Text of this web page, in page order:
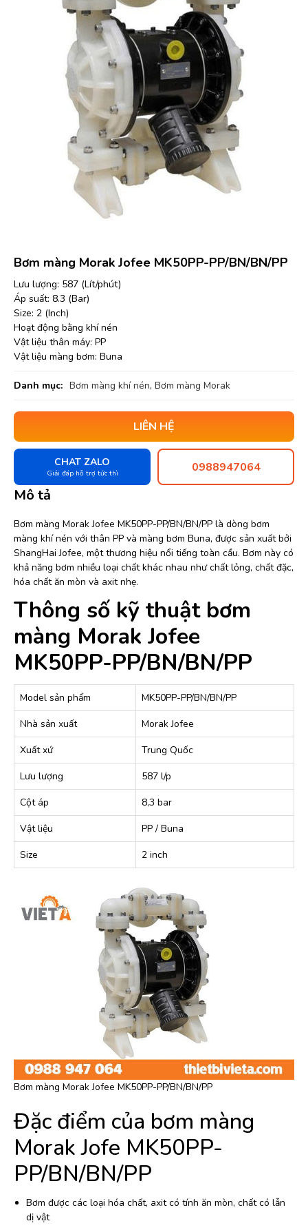
Bơm màng Morak Jofee MK50PP-PP/BN/BN/PP
Lưu lượng: 587 (Lít/phút)
Áp suất: 8.3 (Bar)
Size: 2 (Inch)
Hoạt động bằng khí nén
Vật liệu thân máy: PP
Vật liệu màng bơm: Buna
Danh mục: Bơm màng khí nén, Bơm màng Morak
LIÊN HỆ
CHAT ZALO
Giải đáp hỗ trợ tức thì 0988947064
Mô tả
Bơm màng Morak Jofee MK50PP-PP/BN/BN/PP là dòng bơm
màng khí nén với thân PP và màng bơm Buna, được sản xuất bởi
ShangHai Jofee, một thương hiệu nổi tiếng toàn cầu. Bơm này có
khả năng bơm nhiều loại chất khác nhau như chất lỏng, chất đặc,
hóa chất ăn mòn và axit nhẹ.
Thông số kỹ thuật bơm
màng Morak Jofee
MK50PP-PP/BN/BN/PP
Model sản phẩm
MK50PP-PP/BN/BN/PP
Nhà sản xuất
Morak Jofee
Xuất xứ
Trung Quốc
Lưu lượng
587 l/p
Cột áp
8,3 bar
Vật liệu
PP / Buna
Size
2 inch
Bơm màng Morak Jofee MK50PP-PP/BN/BN/PP
Đặc điểm của bơm màng
Morak Jofe MK50PP-
PP/BN/BN/PP
Bơm được các loại hóa chất, axit có tính ăn mòn, chất có lẫn
dị vật